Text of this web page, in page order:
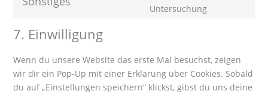
Untersuchung
7. Einwilligung
Wenn du unsere Website das erste Mal besuchst, zeigen
wir dir ein Pop-Up mit einer Erklärung über Cookies. Sobald
du auf „Einstellungen speichern“ klickst, gibst du uns deine